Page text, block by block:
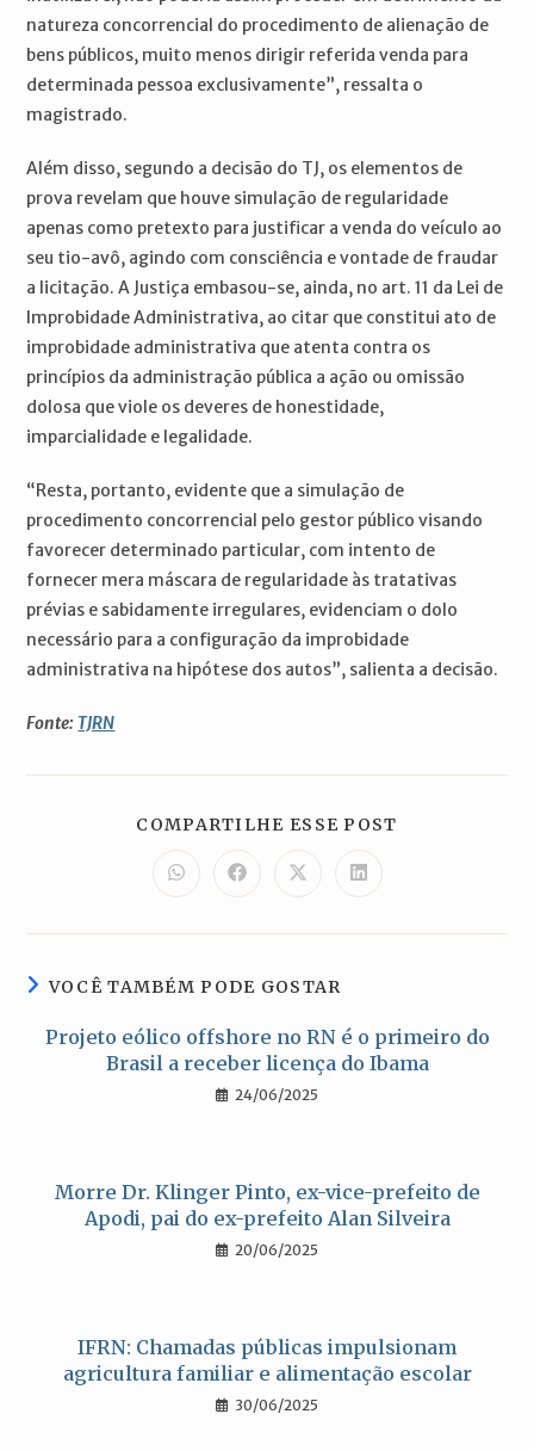
natureza concorrencial do procedimento de alienação de
bens públicos, muito menos dirigir referida venda para
determinada pessoa exclusivamente”, ressalta o
magistrado.
Além disso, segundo a decisão do TJ, os elementos de
prova revelam que houve simulação de regularidade
apenas como pretexto para justificar a venda do veículo ao
seu tio-avô, agindo com consciência e vontade de fraudar
a licitação. A Justiça embasou-se, ainda, no art. 11 da Lei de
Improbidade Administrativa, ao citar que constitui ato de
improbidade administrativa que atenta contra os
princípios da administração pública a ação ou omissão
dolosa que viole os deveres de honestidade,
imparcialidade e legalidade.
“Resta, portanto, evidente que a simulação de
procedimento concorrencial pelo gestor público visando
favorecer determinado particular, com intento de
fornecer mera máscara de regularidade às tratativas
prévias e sabidamente irregulares, evidenciam o dolo
necessário para a configuração da improbidade
administrativa na hipótese dos autos”, salienta a decisão.
Fonte: TJRN
COMPARTILHE ESSE POST
Abre
em
nova
Abre
em
nova
Abre
em
nova
Abre
em
nova
VOCÊ TAMBÉM PODE GOSTAR
Projeto eólico offshore no RN é o primeiro do
Brasil a receber licença do Ibama
24/06/2025
Morre Dr. Klinger Pinto, ex-vice-prefeito de
Apodi, pai do ex-prefeito Alan Silveira
20/06/2025
IFRN: Chamadas públicas impulsionam
agricultura familiar e alimentação escolar
30/06/2025